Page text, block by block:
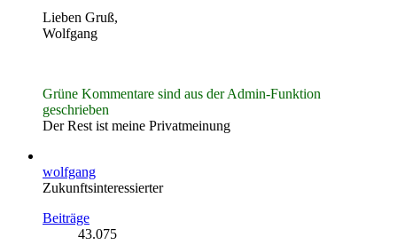
Lieben Gruß,
Wolfgang
Grüne Kommentare sind aus der Admin-Funktion
geschrieben
Der Rest ist meine Privatmeinung
wolfgang
Zukunftsinteressierter
Beiträge
43.075